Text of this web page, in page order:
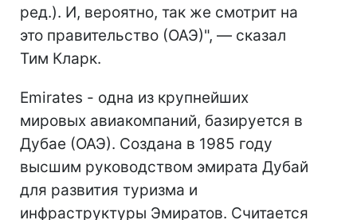
ред.). И, вероятно, так же смотрит на
это правительство (ОАЭ)", — сказал
Тим Кларк.
Emirates - одна из крупнейших
мировых авиакомпаний, базируется в
Дубае (ОАЭ). Создана в 1985 году
высшим руководством эмирата Дубай
для развития туризма и
инфраструктуры Эмиратов. Считается